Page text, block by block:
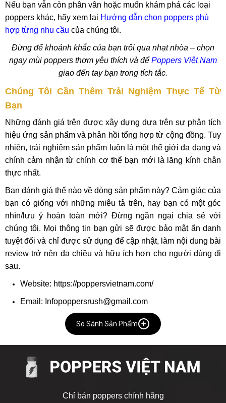
Nếu bạn vẫn còn phân vân hoặc muốn khám phá các loại
poppers khác, hãy xem lại Hướng dẫn chọn poppers phù
hợp từng nhu cầu của chúng tôi.
Đừng để khoảnh khắc của bạn trôi qua nhạt nhòa – chọn
ngay mùi poppers thơm yêu thích và để Poppers Việt Nam
giao đến tay bạn trong tích tắc.
Chúng Tôi Cần Thêm Trải Nghiệm Thực Tế Từ
Bạn
Những đánh giá trên được xây dựng dựa trên sự phân tích
hiệu ứng sản phẩm và phản hồi tổng hợp từ cộng đồng. Tuy
nhiên, trải nghiệm sản phẩm luôn là một thế giới đa dạng và
chính cảm nhận từ chính cơ thể bạn mới là lăng kính chân
thực nhất.
Bạn đánh giá thế nào về dòng sản phẩm này? Cảm giác của
bạn có giống với những miêu tả trên, hay bạn có một góc
nhìn/lưu ý hoàn toàn mới? Đừng ngần ngại chia sẻ với
chúng tôi. Mọi thông tin bạn gửi sẽ được bảo mật ẩn danh
tuyệt đối và chỉ được sử dụng để cập nhật, làm nội dung bài
review trở nên đa chiều và hữu ích hơn cho người dùng đi
sau.
Website: https://poppersvietnam.com/
Email: Infopoppersrush@gmail.com
So Sánh Sản Phẩm
Chỉ bán poppers chính hãng